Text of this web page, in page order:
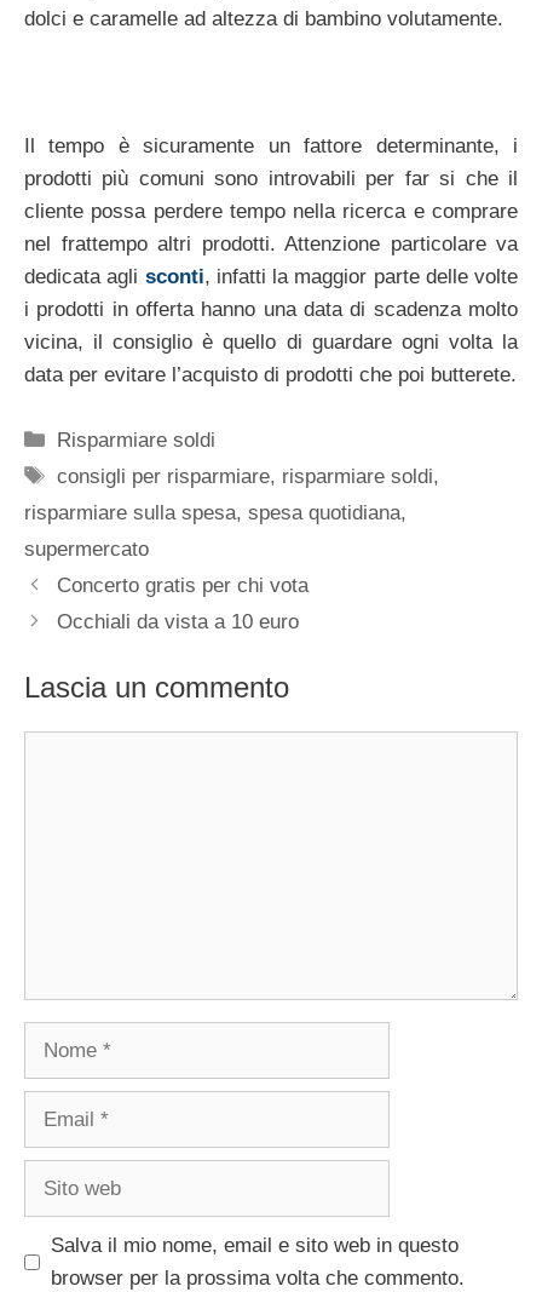
dolci e caramelle ad altezza di bambino volutamente.
Il tempo è sicuramente un fattore determinante, i
prodotti più comuni sono introvabili per far si che il
cliente possa perdere tempo nella ricerca e comprare
nel frattempo altri prodotti. Attenzione particolare va
dedicata agli sconti, infatti la maggior parte delle volte
i prodotti in offerta hanno una data di scadenza molto
vicina, il consiglio è quello di guardare ogni volta la
data per evitare l’acquisto di prodotti che poi butterete.
Categorie
Risparmiare soldi
Tag
consigli per risparmiare, risparmiare soldi,
risparmiare sulla spesa, spesa quotidiana,
supermercato
Concerto gratis per chi vota
Occhiali da vista a 10 euro
Lascia un commento
Nome
Email
Sito
Salva il mio nome, email e sito web in questo
browser per la prossima volta che commento.